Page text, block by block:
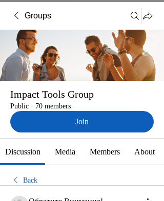
Groups
Impact Tools Group
Public · 70 members
Join
Discussion Media Members About
Back